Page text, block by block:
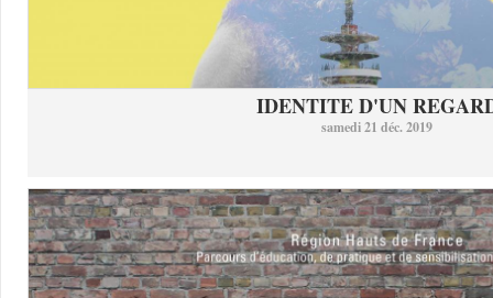
IDENTITE D'UN
samedi 21 déc. 2019